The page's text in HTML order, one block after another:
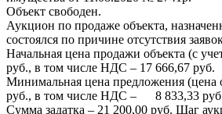
Объект свободен.
Аукцион по продаже объекта,
состоялся по причине отсутствия
Начальная цена продажи объекта (с
руб., в том числе НДС – 17 666,67 руб.
Минимальная цена предложения (цена
руб., в том числе НДС – 8 833,33
Сумма задатка – 21 200,00 руб. Шаг